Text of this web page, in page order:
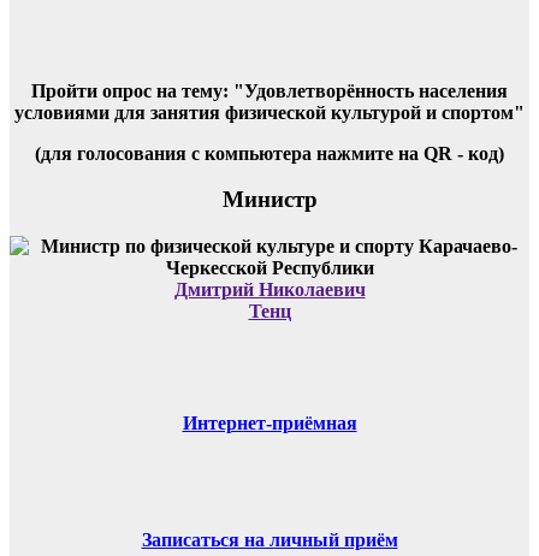
Пройти опрос на тему: "Удовлетворённость населения
условиями для занятия физической культурой и спортом"
(для голосования с компьютера нажмите на QR - код)
Министр
Дмитрий Николаевич
Тенц
Интернет-приёмная
Записаться на личный приём